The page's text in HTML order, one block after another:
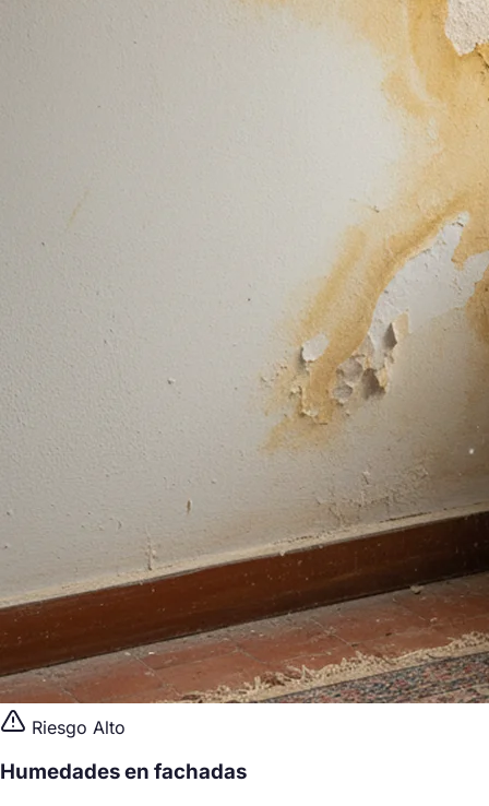
Riesgo Alto
Humedades en fachadas